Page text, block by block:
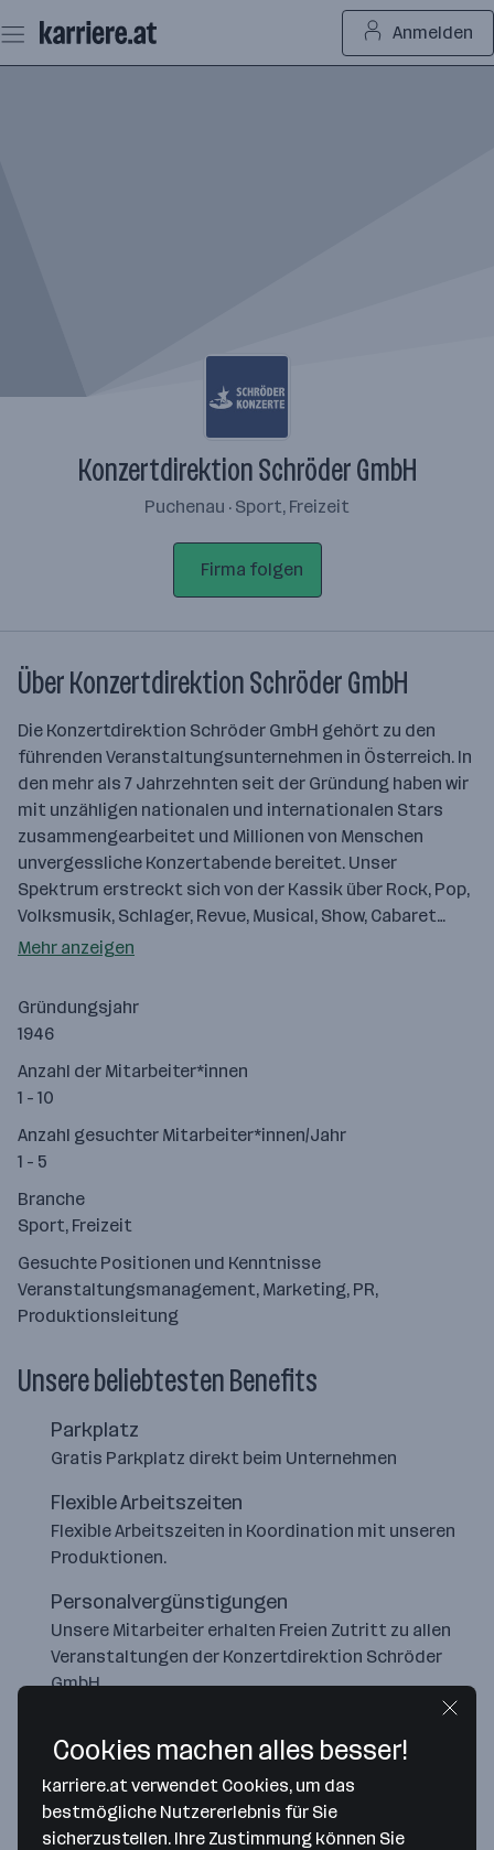
Seiteninhalt
springen
Anmelden
Konzertdirektion Schröder GmbH
Puchenau · Sport, Freizeit
Firma folgen
Über Konzertdirektion Schröder GmbH
Die Konzertdirektion Schröder GmbH gehört zu den
führenden Veranstaltungsunternehmen in Österreich. In
den mehr als 7 Jahrzehnten seit der Gründung haben wir
mit unzähligen nationalen und internationalen Stars
zusammengearbeitet und Millionen von Menschen
unvergessliche Konzertabende bereitet. Unser
Spektrum erstreckt sich von der Kassik über Rock, Pop,
Volksmusik, Schlager, Revue, Musical, Show, Cabaret…
Mehr anzeigen
Gründungsjahr
1946
Anzahl der Mitarbeiter*innen
1 - 10
Anzahl gesuchter Mitarbeiter*innen/Jahr
1 - 5
Branche
Sport, Freizeit
Gesuchte Positionen und Kenntnisse
Veranstaltungsmanagement, Marketing, PR,
Produktionsleitung
Unsere beliebtesten Benefits
Parkplatz
Gratis Parkplatz direkt beim Unternehmen
Flexible Arbeitszeiten
Flexible Arbeitszeiten in Koordination mit unseren
Produktionen.
Personalvergünstigungen
Unsere Mitarbeiter erhalten Freien Zutritt zu allen
Veranstaltungen der Konzertdirektion Schröder
GmbH
Cookies machen alles besser!
karriere.at verwendet Cookies, um das
bestmögliche Nutzererlebnis für Sie
sicherzustellen. Ihre Zustimmung können Sie